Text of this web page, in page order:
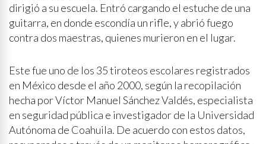
dirigió a su escuela. Entró cargando el estuche de una
guitarra, en donde escondía un rifle, y abrió fuego
contra dos maestras, quienes murieron en el lugar.
Este fue uno de los 35 tiroteos escolares registrados
en México desde el año 2000, según la recopilación
hecha por Víctor Manuel Sánchez Valdés, especialista
en seguridad pública e investigador de la Universidad
Autónoma de Coahuila. De acuerdo con estos datos,